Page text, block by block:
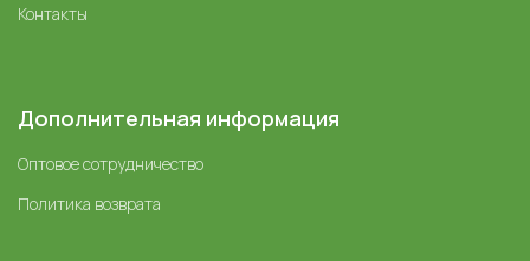
Контакты
Дополнительная информация
Оптовое сотрудничество
Политика возврата